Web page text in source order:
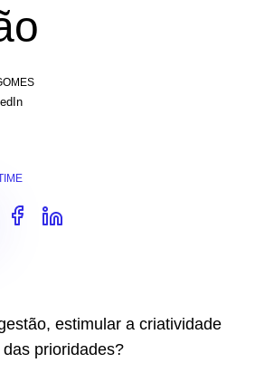
estimular a criatividade
prioridades?